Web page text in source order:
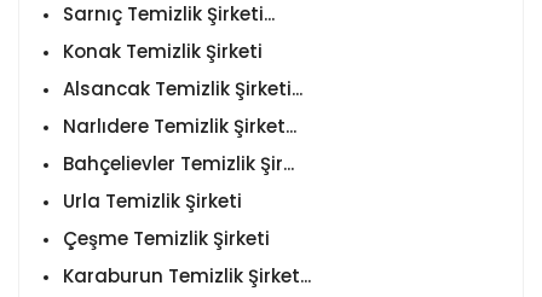
Sarnıç Temizlik Şirketi...
Konak Temizlik Şirketi
Alsancak Temizlik Şirketi...
Narlıdere Temizlik Şirket...
Bahçelievler Temizlik Şir...
Urla Temizlik Şirketi
Çeşme Temizlik Şirketi
Karaburun Temizlik Şirket...